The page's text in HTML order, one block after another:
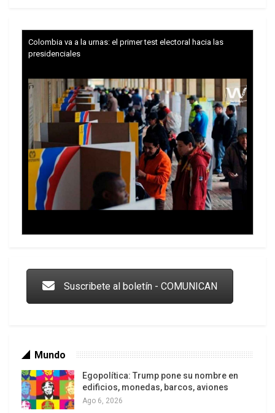
Colombia va a la urnas: el primer test electoral hacia las
presidenciales
Suscribete al boletín - COMUNICAN
Mundo
Egopolítica: Trump pone su nombre en
edificios, monedas, barcos, aviones
Ago 6, 2026